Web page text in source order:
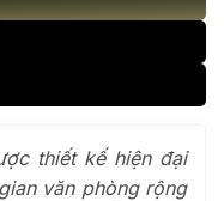
thiết kế hiện đại
văn phòng rộng